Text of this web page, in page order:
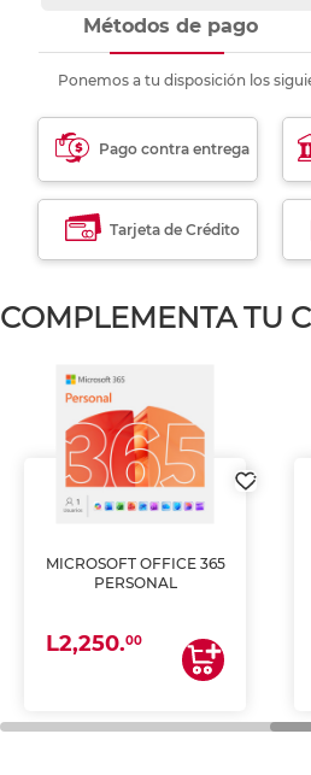
Métodos de pago
Ponemos a tu disposición los
Pago contra entrega
Tarjeta de Crédito
COMPLEMENTA TU
MICROSOFT OFFICE 365
PERSONAL
L2,250.00